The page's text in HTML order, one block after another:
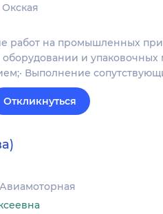
Окская
работ на промышленных
оборудовании и
Выполнение
Откликнуться
Авиамоторная